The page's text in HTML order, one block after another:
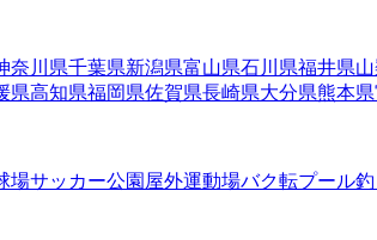
奈川県千葉県新潟県富山県石川県福井県
県高知県福岡県佐賀県長崎県大分県熊本県
場サッカー公園 屋外運動場バク転プール釣